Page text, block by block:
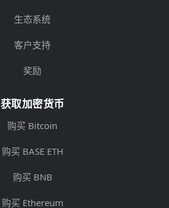
生态系统
客户支持
奖励
获取加密货币
购买 Bitcoin
购买 BASE ETH
购买 BNB
购买 Ethereum